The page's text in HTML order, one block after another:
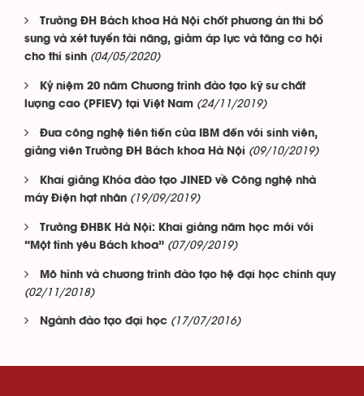
Trường ĐH Bách khoa Hà Nội chốt phương án thi bổ
sung và xét tuyển tài năng, giảm áp lực và tăng cơ hội
cho thí sinh (04/05/2020)
Kỷ niệm 20 năm Chương trình đào tạo kỹ sư chất
lượng cao (PFIEV) tại Việt Nam (24/11/2019)
Đưa công nghệ tiên tiến của IBM đến với sinh viên,
giảng viên Trường ĐH Bách khoa Hà Nội (09/10/2019)
Khai giảng Khóa đào tạo JINED về Công nghệ nhà
máy Điện hạt nhân (19/09/2019)
Trường ĐHBK Hà Nội: Khai giảng năm học mới với
“Một tình yêu Bách khoa” (07/09/2019)
Mô hình và chương trình đào tạo hệ đại học chính quy
(02/11/2018)
Ngành đào tạo đại học (17/07/2016)